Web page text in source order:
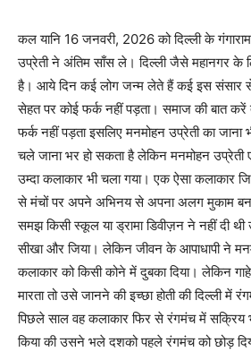
कल यानि 16 जनवरी, 2026 को दिल्ली के
उप्रेती ने अंतिम साँस ले। दिल्ली जैसे महानगर के
है। आये दिन कई लोग जन्म लेते हैं कई इस संसार
सेहत पर कोई फर्क नहीं पड़ता। समाज की बात
फर्क नहीं पड़ता इसलिए मनमोहन उप्रेती का
चले जाना भर हो सकता है लेकिन मनमोहन
उम्दा कलाकार भी चला गया। एक ऐसा
से मंचों पर अपने अभिनय से अपना अलग मुकाम
समझ किसी स्कूल या ड्रामा डिवीज़न ने नहीं दी
सीखा और जिया। लेकिन जीवन के आपाधापी ने
कलाकार को किसी कोने में दुबका दिया। लेकिन
मारता तो उसे जानने की इच्छा होती की दिल्ली में
पिछले साल वह कलाकार फिर से रंगमंच में सक्रिय
किया की उसने भले दशको पहले रंगमंच को छोड़